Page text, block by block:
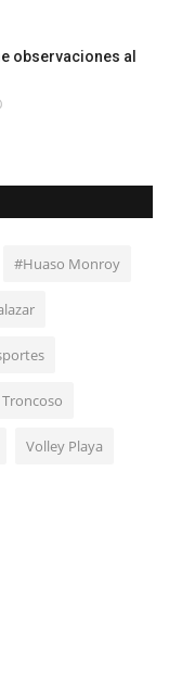
observaciones al
#Huaso Monroy
Volley Playa